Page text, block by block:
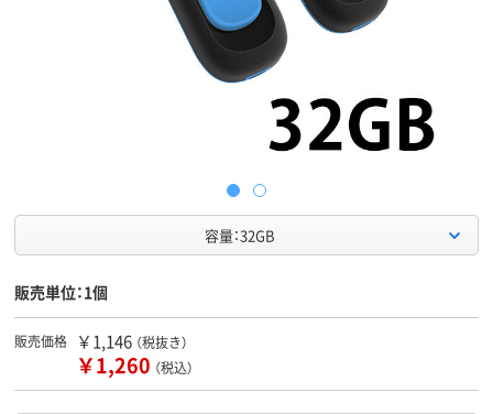
容量：32GB
販売単位：1個
販売価格 ￥1,146 （税抜き）
￥1,260 （税込）